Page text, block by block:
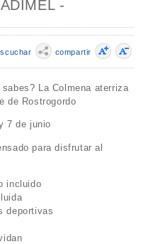
-
compartir
La Colmena aterriza
de Rostrogordo
7 de junio
para disfrutar al
incluido
deportivas